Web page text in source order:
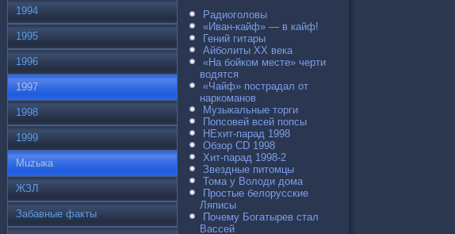
1994
1995
1996
1997
1998
1999
Muzыка
ЖЗЛ
Забавные факты
Радиоголовы
«Иван-кайф» — в кайф!
Гений гитары
Айболиты ХХ века
«На бойком месте» черти
водятся
«Чайф» пострадал от
наркоманов
Музыкальные торги
Попсовей всей попсы
НЕхит-парад 1998
Обзор CD 1998
Хит-парад 1998-2
Звездные питомцы
Тома у Володи дома
Простые белорусские
Ляписы
Почему Богатырев стал
Вассей